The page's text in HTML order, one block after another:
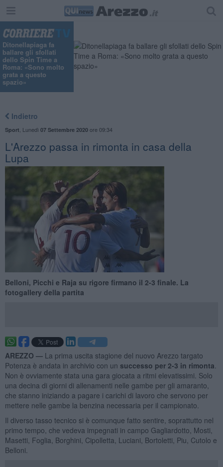
Ditonellapiaga fa
ballare gli sfollati
dello Spin Time a
Roma: «Sono molto
grata a questo
spazio»
Indietro
Sport Lunedì 07 Settembre 2020ore 09:34
L'Arezzo passa in rimonta in casa della
Lupa
Belloni, Picchi e Raja su rigore firmano il 2-3 finale. La
fotogallery della partita
AREZZO — La prima uscita stagione del nuovo Arezzo targato
Potenza è andata in archivio con un successo per 2-3 in rimonta
Non è ovviamente stata una gara giocata a ritmi elevatissimi. Solo
una decina di giorni di allenamenti nelle gambe per gli amaranto,
che stanno iniziando a pagare i carichi di lavoro che servono per
mettere nelle gambe la benzina necessaria per il campionato.
Il diverso tasso tecnico si è comunque fatto sentire, soprattutto nel
primo tempo, che vedeva impegnati in campo Gagliardotto, Mosti,
Masetti, Foglia, Borghini, Cipolletta, Luciani, Bortoletti, Piu, Cutolo e
Belloni.